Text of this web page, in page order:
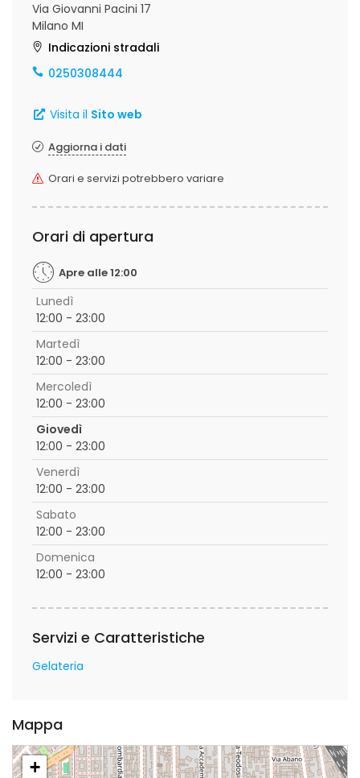
Via Giovanni Pacini 17
Milano MI
Indicazioni stradali
0250308444
Visita il Sito web
Aggiorna i dati
Orari e servizi potrebbero variare
Orari di apertura
Apre alle 12:00
Lunedì
12:00 - 23:00
Martedì
12:00 - 23:00
Mercoledì
12:00 - 23:00
Giovedì
12:00 - 23:00
Venerdì
12:00 - 23:00
Sabato
12:00 - 23:00
Domenica
12:00 - 23:00
Servizi e Caratteristiche
Gelateria
Mappa
+